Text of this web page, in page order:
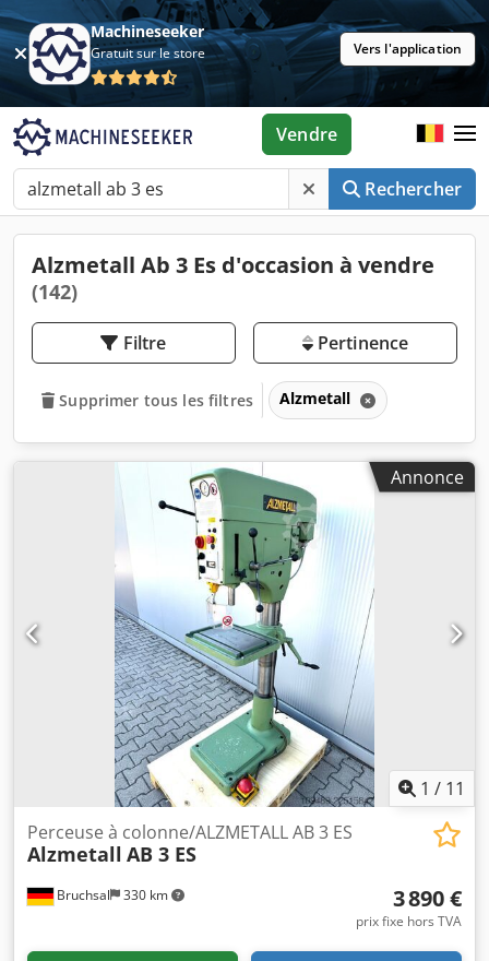
Machineseeker
Gratuit sur le store Vers l'application
Rechercher
Vendre
Alzmetall Ab 3 Es d'occasion à vendre
(142)
Filtre Pertinence
Supprimer tous les filtres Alzmetall
Annonce
1 / 11
Bruchsal 330 km
Perceuse à colonne/ALZMETALL AB 3 ES
Alzmetall AB 3 ES
3 890 €
prix fixe hors TVA